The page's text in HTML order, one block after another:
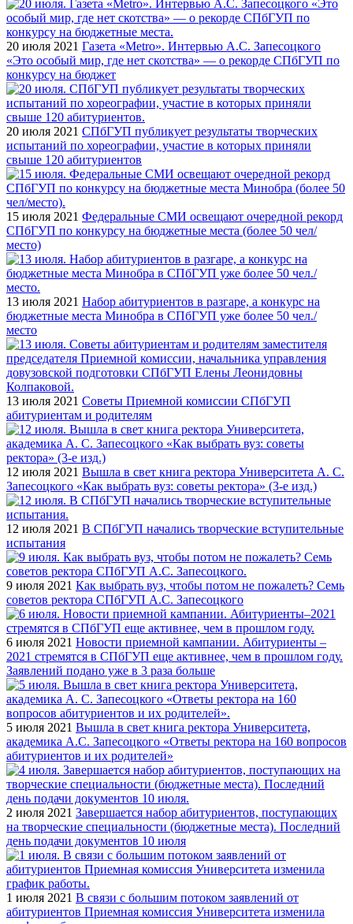
20 июля 2021 Газета «Metro». Интервью А.С. Запесоцкого
«Это особый мир, где нет скотства» — о рекорде СПбГУП по
конкурсу на бюджет
20 июля 2021 СПбГУП публикует результаты творческих
испытаний по хореографии, участие в которых приняли
свыше 120 абитуриентов
15 июля 2021 Федеральные СМИ освещают очередной рекорд
СПбГУП по конкурсу на бюджетные места (более 50 чел/
место)
13 июля 2021 Набор абитуриентов в разгаре, а конкурс на
бюджетные места Минобра в СПбГУП уже более 50 чел./
место
13 июля 2021 Советы Приемной комиссии СПбГУП
абитуриентам и родителям
12 июля 2021 Вышла в свет книга ректора Университета А. С.
Запесоцкого «Как выбрать вуз: советы ректора» (3-е изд.)
12 июля 2021 В СПбГУП начались творческие вступительные
испытания
9 июля 2021 Как выбрать вуз, чтобы потом не пожалеть? Семь
советов ректора СПбГУП А.С. Запесоцкого
6 июля 2021 Новости приемной кампании. Абитуриенты –
2021 стремятся в СПбГУП еще активнее, чем в прошлом году.
Заявлений подано уже в 3 раза больше
5 июля 2021 Вышла в свет книга ректора Университета,
академика А.С. Запесоцкого «Ответы ректора на 160 вопросов
абитуриентов и их родителей»
2 июля 2021 Завершается набор абитуриентов, поступающих
на творческие специальности (бюджетные места). Последний
день подачи документов 10 июля
1 июля 2021 В связи с большим потоком заявлений от
абитуриентов Приемная комиссия Университета изменила